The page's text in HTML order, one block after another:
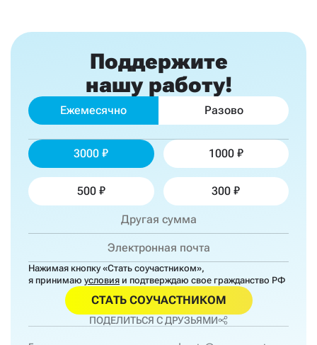
Поддержите
нашу работу!
Ежемесячно Разово
3000 1000
500 300
Нажимая кнопку «Стать соучастником»,
я принимаю условия и подтверждаю свое гражданство РФ
СТАТЬ СОУЧАСТНИКОМ
ПОДЕЛИТЬСЯ С ДРУЗЬЯМИ